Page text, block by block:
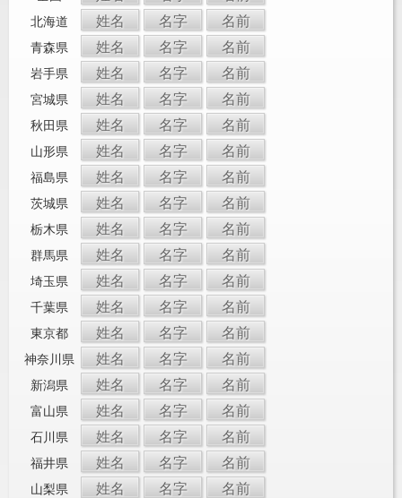
北海道 姓名 名字 名前
青森県 姓名 名字 名前
岩手県 姓名 名字 名前
宮城県 姓名 名字 名前
秋田県 姓名 名字 名前
山形県 姓名 名字 名前
福島県 姓名 名字 名前
茨城県 姓名 名字 名前
栃木県 姓名 名字 名前
群馬県 姓名 名字 名前
埼玉県 姓名 名字 名前
千葉県 姓名 名字 名前
東京都 姓名 名字 名前
神奈川県 姓名 名字 名前
新潟県 姓名 名字 名前
富山県 姓名 名字 名前
石川県 姓名 名字 名前
福井県 姓名 名字 名前
山梨県 姓名 名字 名前